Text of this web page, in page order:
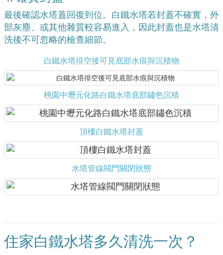
最後確認水塔蓋回復到位。白鐵水塔若封蓋不確實，外
部灰塵、或其他雜質較容易進入，因此封蓋也是水塔清
洗後不可忽略的檢查細節。
白鐵水塔排空後可見底部水痕與沉積物
桃園中壢元化路白鐵水塔底部鏽色沉積
頂樓白鐵水塔封蓋
水塔管線閥門關閉狀態
住家白鐵水塔多久清洗一次？